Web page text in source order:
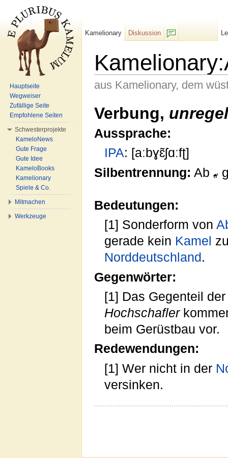
aus Kamelionary, dem
Verbung,
Aussprache:
IPA: [aːbɣɛ̃ʃɑːfʈ]
Silbentrennung: Ab
Bedeutungen:
[1] Sonderform von
gerade kein Kamel
Norddeutschland .
Gegenwörter:
[1] Das Gegenteil
Hochschafler
beim Gerüstbau vor.
Redewendungen:
[1] Wer nicht in der
versinken.
Kamelionary
Diskussion
Hauptseite
Wegweiser
Zufällige Seite
Empfohlene Seiten
Schwesterprojekte
KameloNews
Gute Frage
Gute Idee
KameloBooks
Kamelionary
Spiele & Co.
Mitmachen
Werkzeuge